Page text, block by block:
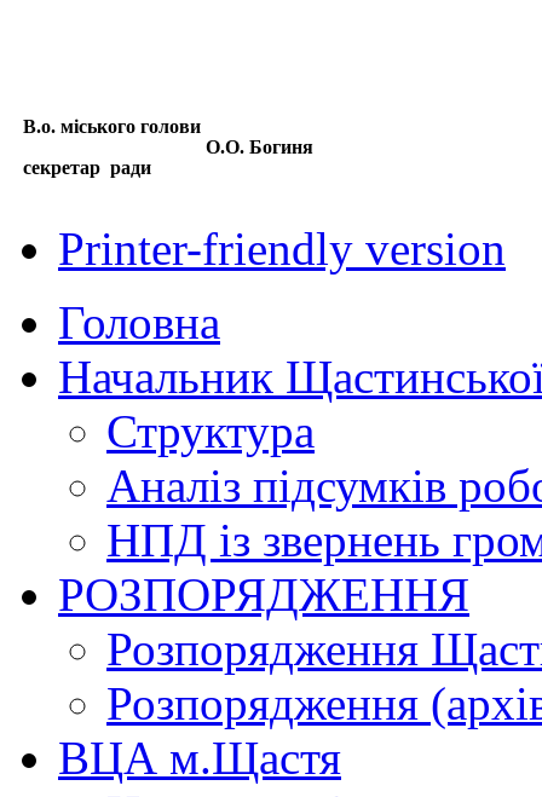
В.о. міського голови
секретар ради
О.О. Богиня
Printer-friendly version
Головна
Начальник
Структура
Аналіз підсумків
НПД із звернень
РОЗПОРЯДЖЕННЯ
Розпорядження
Розпорядження
ВЦА м.Щастя